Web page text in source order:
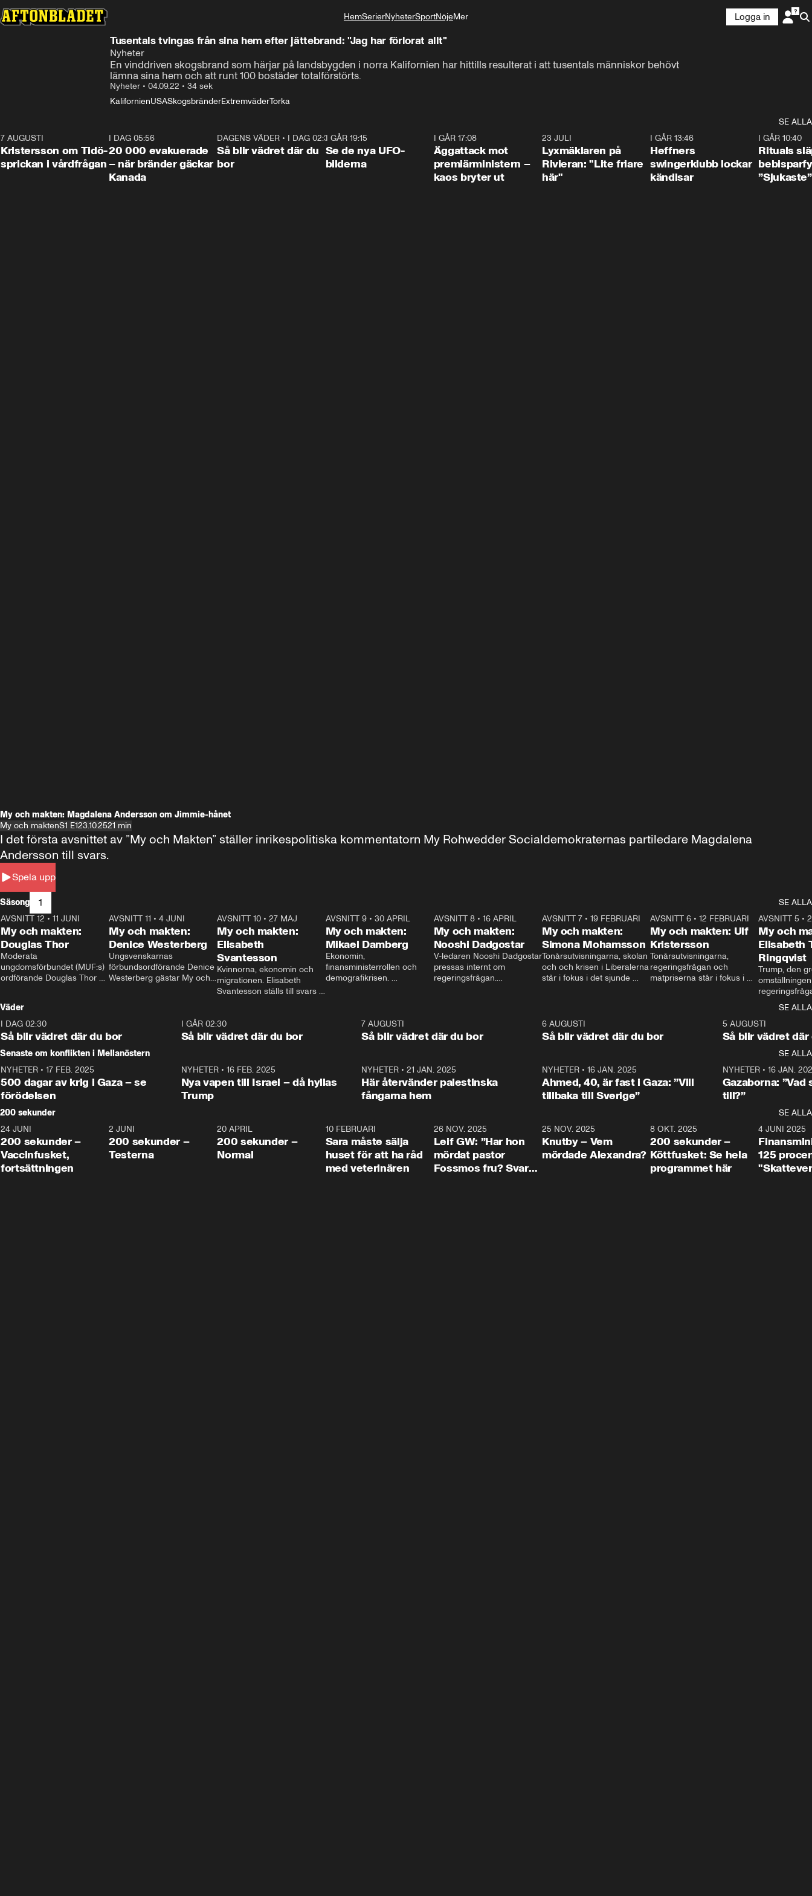
HemSerierNyheterSportNöjeMer
Livsstil
Logga in
Tusentals tvingas från sina hem efter jättebrand: "Jag har förlorat allt"
Nyheter
En vinddriven skogsbrand som härjar på landsbygden i norra Kalifornien har hittills resulterat i att tusentals människor behövt
lämna sina hem och att runt 100 bostäder totalförstörts.
Nyheter • 04.09.22 • 34 sek
KalifornienUSASkogsbränderExtremväderTorka
SE ALLA
7 AUGUSTI
Kristersson om Tidö-
sprickan i vårdfrågan
I DAG 05:56
20 000 evakuerade
– när bränder gäckar
Kanada
1:06
DAGENS VÄDER • I DAG 02:30
Så blir vädret där du
bor
I GÅR 19:15
Se de nya UFO-
bilderna
I GÅR 17:08
Äggattack mot
premiärministern –
kaos bryter ut
23 JULI
Lyxmäklaren på
Rivieran: "Lite friare
här"
I GÅR 13:46
Heffners
swingerklubb lockar
kändisar
I GÅR 10:40
Rituals
”Sjukaste”
My och makten: Magdalena Andersson om Jimmie-hånet
My och maktenS1 E123.10.2521 min
Spela upp
I det första avsnittet av ”My och Makten” ställer inrikespolitiska kommentatorn My Rohwedder Socialdemokraternas partiledare Magdalena
Andersson till svars.
Säsong 1
SE ALLA
26:27
AVSNITT 12 • 11 JUNI
My och makten:
Douglas Thor
Moderata
ungdomsförbundet (MUF:s)
ordförande Douglas Thor
tonårsutvisningarna och hur
Moderaterna ska locka
väljare till valet i höst.
23:40
AVSNITT 11 •4 JUNI
My och makten:
Denice Westerberg
Ungsvenskarnas
förbundsordförande Denice
Westerberg gästar My och
AVSNITT 10 •27 MAJ
My och makten:
Elisabeth
Svantesson
Kvinnorna, ekonomin och
migrationen. Elisabeth
Svantesson ställs till svars
AVSNITT 9• 30 APRIL
My och makten:
Mikael Damberg
Ekonomin,
finansministerrollen och
demografikrisen.
och Makten.
AVSNITT 8• 16 APRIL
My och makten:
Nooshi Dadgostar
V-ledaren Nooshi Dadgostar
pressas internt om
regeringsfrågan.
– Vi ställer upp i val. Ska vi
vara med så sitter vi förstås
24:30
AVSNITT 7• 19 FEBRUARI
My och makten:
Simona Mohamsson
Tonårsutvisningarna, skolan
och och krisen i Liberalerna
står i fokus i det sjunde
kommentator My
Rohwedder ställer
utbildnings- och
Mohamsson till svars.
27:30
AVSNITT 6 •12 FEBRUARI
My och makten: Ulf
Kristersson
Tonårsutvisningarna,
regeringsfrågan och
matpriserna står i fokus i
Rohwedder ställer
statsminister Ulf Kristersson
AVSNITT 5 •
My och
Elisabeth
Ringqvist
Trump, den
centrum i
avsnittet av
Makten”. Se
Aftonbladets
Rohwedder
Thand Ring
Väder
SE ALLA
I DAG 02:30
Så blir vädret där du bor
1:06
I GÅR 02:30
Så blir vädret där du bor
7 AUGUSTI
Så blir vädret där du bor
6 AUGUSTI
Så blir vädret där du bor
5 AUGUSTI
Så blir vädret där
Senaste om konflikten i Mellanöstern
SE ALLA
NYHETER • 17 FEB. 2025
500 dagar av krig i Gaza – se
förödelsen
NYHETER• 16 FEB. 2025
Nya vapen till Israel – då hyllas
Trump
NYHETER •21 JAN. 2025
Här återvänder palestinska
fångarna hem
NYHETER• 16 JAN. 2025
Ahmed, 40, är fast i Gaza: ”Vill
tillbaka till Sverige”
NYHETER• 16 JAN.
Gazaborna:
till?”
200 sekunder
SE ALLA
5:00
24 JUNI
200 sekunder –
Vaccinfusket,
fortsättningen
4:23
2 JUNI
200 sekunder –
Testerna
20 APRIL
200 sekunder –
Normal
10 FEBRUARI
Sara måste sälja
huset för att ha råd
med veterinären
26 NOV. 2025
Leif GW: ”Har hon
mördat pastor
Fossmos fru? Svar
31:05
25 NOV. 2025
Knutby – Vem
mördade Alexandra?
4:29
8 OKT. 2025
200 sekunder –
Köttfusket: Se hela
programmet här
4 JUNI 2025
125